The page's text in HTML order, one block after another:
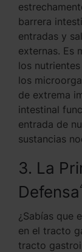
barrera
entradas y
externas. Es
los
los
de extrema
intestinal
entrada de
sustancias
3. La
Defensa
¿Sabías que
en el tracto
tracto